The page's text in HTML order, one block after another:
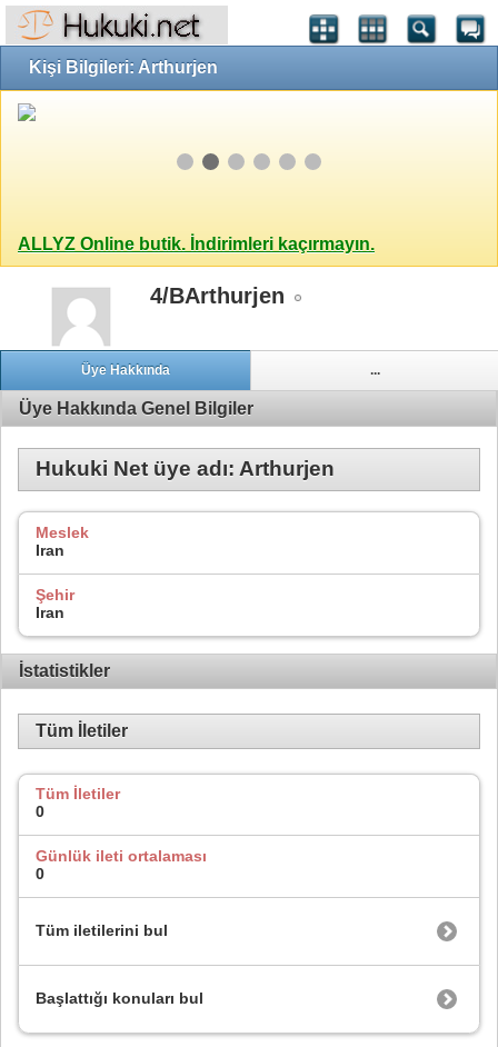
Kişi Bilgileri: Arthurjen
ALLYZ Online butik. İndirimleri kaçırmayın.
4/BArthurjen
Üye Hakkında ...
Üye Hakkında Genel Bilgiler
Hukuki Net üye adı: Arthurjen
Meslek
Iran
Şehir
Iran
İstatistikler
Tüm İletiler
Tüm İletiler
0
Günlük ileti ortalaması
0
Tüm iletilerini bul
Başlattığı konuları bul